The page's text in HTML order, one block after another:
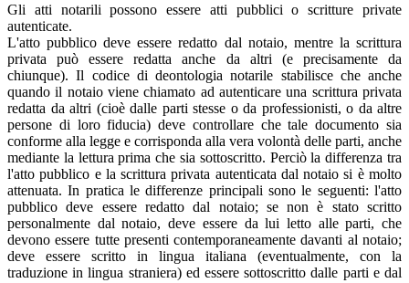
Gli atti notarili possono essere atti pubblici o scritture private
autenticate.
L'atto pubblico deve essere redatto dal notaio, mentre la scrittura
privata può essere redatta anche da altri (e precisamente da
chiunque). Il codice di deontologia notarile stabilisce che anche
quando il notaio viene chiamato ad autenticare una scrittura privata
redatta da altri (cioè dalle parti stesse o da professionisti, o da altre
persone di loro fiducia) deve controllare che tale documento sia
conforme alla legge e corrisponda alla vera volontà delle parti, anche
mediante la lettura prima che sia sottoscritto. Perciò la differenza tra
l'atto pubblico e la scrittura privata autenticata dal notaio si è molto
attenuata. In pratica le differenze principali sono le seguenti: l'atto
pubblico deve essere redatto dal notaio; se non è stato scritto
personalmente dal notaio, deve essere da lui letto alle parti, che
devono essere tutte presenti contemporaneamente davanti al notaio;
deve essere scritto in lingua italiana (eventualmente, con la
traduzione in lingua straniera) ed essere sottoscritto dalle parti e dal